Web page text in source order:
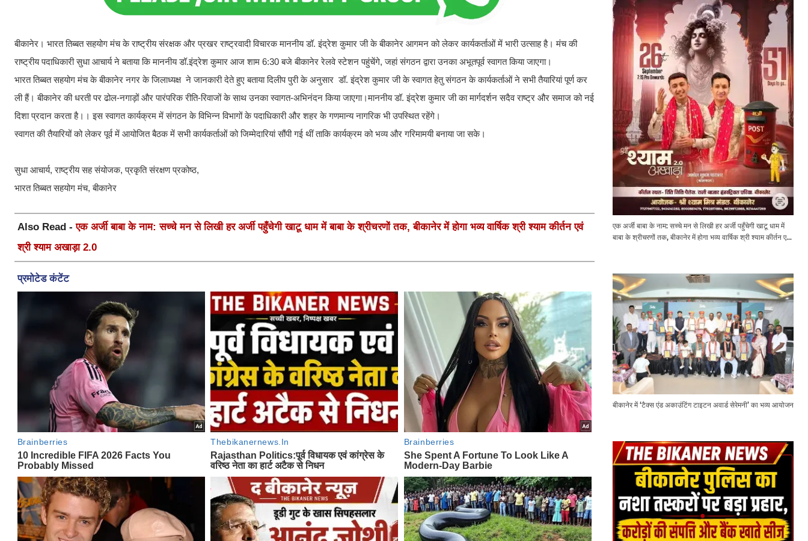
​बीकानेर। भारत तिब्बत सहयोग मंच के राष्ट्रीय संरक्षक और प्रखर राष्ट्रवादी विचारक माननीय डॉ. इंद्रेश कुमार जी के बीकानेर आगमन को लेकर कार्यकर्ताओं में भारी उत्साह है। मंच की
राष्ट्रीय पदाधिकारी सुधा आचार्य ने बताया कि माननीय डॉ.इंद्रेश कुमार आज शाम 6:30 बजे बीकानेर रेलवे स्टेशन पहुंचेंगे, जहां संगठन द्वारा उनका अभूतपूर्व स्वागत किया जाएगा।
​भारत तिब्बत सहयोग मंच के बीकानेर नगर के जिलाध्यक्ष ने जानकारी देते हुए बताया दिलीप पुरी के अनुसार डॉ. इंद्रेश कुमार जी के स्वागत हेतु संगठन के कार्यकर्ताओं ने सभी तैयारियां पूर्ण कर
ली हैं। बीकानेर की धरती पर ढोल-नगाड़ों और पारंपरिक रीति-रिवाजों के साथ उनका स्वागत-अभिनंदन किया जाएगा।माननीय डॉ. इंद्रेश कुमार जी का मार्गदर्शन सदैव राष्ट्र और समाज को नई
दिशा प्रदान करता है।। इस स्वागत कार्यक्रम में संगठन के विभिन्न विभागों के पदाधिकारी और शहर के गणमान्य नागरिक भी उपस्थित रहेंगे।
​स्वागत की तैयारियों को लेकर पूर्व में आयोजित बैठक में सभी कार्यकर्ताओं को जिम्मेदारियां सौंपी गई थीं ताकि कार्यक्रम को भव्य और गरिमामयी बनाया जा सके।
सुधा आचार्य, राष्ट्रीय सह संयोजक, प्रकृति संरक्षण प्रकोष्ठ,
भारत तिब्बत सहयोग मंच, बीकानेर
Also Read -एक अर्जी बाबा के नाम: सच्चे मन से लिखी हर अर्जी पहुँचेगी खाटू धाम में बाबा के श्रीचरणों तक, बीकानेर में होगा भव्य वार्षिक श्री श्याम कीर्तन एवं
श्री श्याम अखाड़ा 2.0
एक अर्जी बाबा के नाम: सच्चे मन से लिखी हर अर्जी पहुँचेगी खाटू धाम में
बाबा के श्रीचरणों तक, बीकानेर में होगा भव्य वार्षिक श्री श्याम कीर्तन एवं
बीकानेर में ‘टैक्स एंड अकाउंटिंग टाइटन अवार्ड सेरेमनी’ का भव्य आयोजन